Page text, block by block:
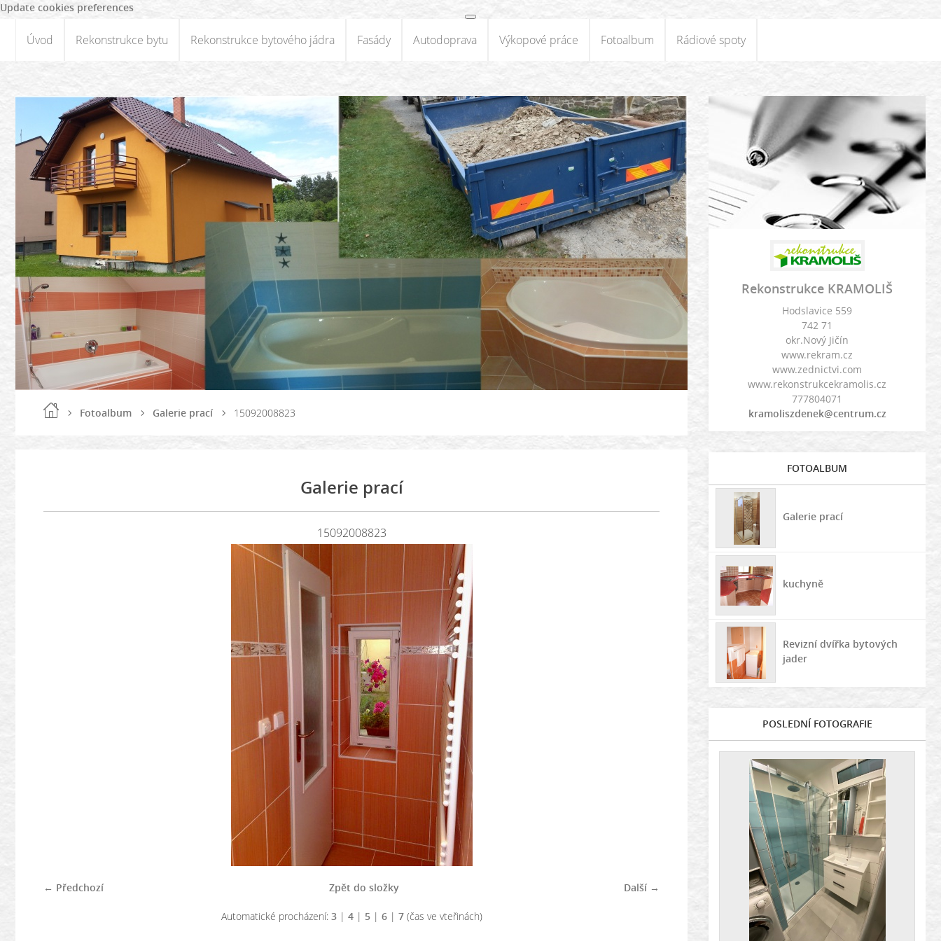
Update cookies preferences
Úvod Rekonstrukce bytu Rekonstrukce bytového jádra Fasády Autodoprava Výkopové práce Fotoalbum Rádiové spoty
Fotoalbum Galerie prací 15092008823
Galerie prací
15092008823
← Předchozí Další →
Zpět do složky
Automatické procházení: 3| 4| 5| 6| 7(čas ve vteřinách)
Rekonstrukce KRAMOLIŠ
Hodslavice 559
742 71
okr.Nový Jičín
www.rekram.cz
www.zednictvi.com
www.rekonstrukcekramolis.cz
777804071
kramoliszdenek@centrum.cz
FOTOALBUM
Galerie prací
kuchyně
Revizní dvířka bytových
jader
POSLEDNÍ FOTOGRAFIE